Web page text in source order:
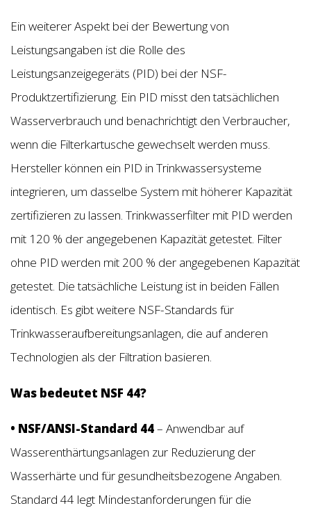
Ein weiterer Aspekt bei der Bewertung von
Leistungsangaben ist die Rolle des
Leistungsanzeigegeräts (PID) bei der NSF-
Produktzertifizierung. Ein PID misst den tatsächlichen
Wasserverbrauch und benachrichtigt den Verbraucher,
wenn die Filterkartusche gewechselt werden muss.
Hersteller können ein PID in Trinkwassersysteme
integrieren, um dasselbe System mit höherer Kapazität
zertifizieren zu lassen. Trinkwasserfilter mit PID werden
mit 120 % der angegebenen Kapazität getestet. Filter
ohne PID werden mit 200 % der angegebenen Kapazität
getestet. Die tatsächliche Leistung ist in beiden Fällen
identisch. Es gibt weitere NSF-Standards für
Trinkwasseraufbereitungsanlagen, die auf anderen
Technologien als der Filtration basieren.
Was bedeutet NSF 44?
• NSF/ANSI-Standard 44– Anwendbar auf
Wasserenthärtungsanlagen zur Reduzierung der
Wasserhärte und für gesundheitsbezogene Angaben.
Standard 44 legt Mindestanforderungen für die